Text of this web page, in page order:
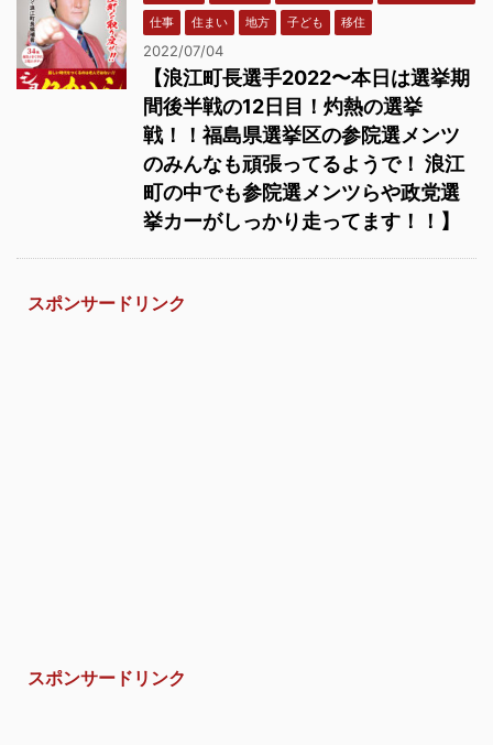
仕事
住まい 地方 子ども 移住
2022/07/04
【浪江町長選手2022〜本日は選挙期
間後半戦の12日目！灼熱の選挙
戦！！福島県選挙区の参院選メンツ
のみんなも頑張ってるようで！ 浪江
町の中でも参院選メンツらや政党選
挙カーがしっかり走ってます！！】
スポンサードリンク
スポンサードリンク